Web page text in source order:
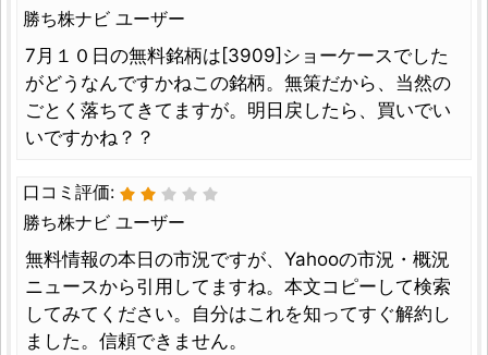
勝ち株ナビ ユーザー
7月１０日の無料銘柄は[3909]ショーケースでした
がどうなんですかねこの銘柄。無策だから、当然の
ごとく落ちてきてますが。明日戻したら、買いでい
いですかね？？
口コミ評価:
勝ち株ナビ ユーザー
無料情報の本日の市況ですが、Yahooの市況・概況
ニュースから引用してますね。本文コピーして検索
してみてください。自分はこれを知ってすぐ解約し
ました。信頼できません。